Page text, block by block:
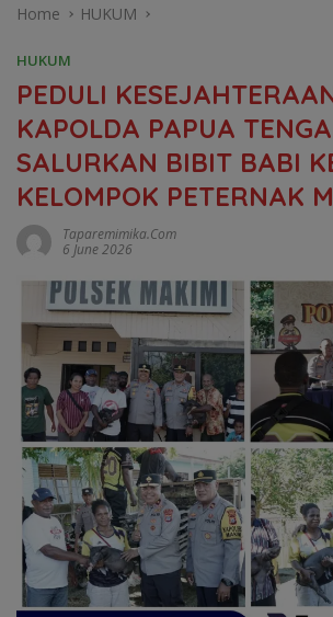
Home HUKUM
HUKUM
PEDULI
KAPOLDA PAPUA
SALURKAN BIBIT BABI
KELOMPOK PETERNAK
Taparemimika.com
6 June 2026